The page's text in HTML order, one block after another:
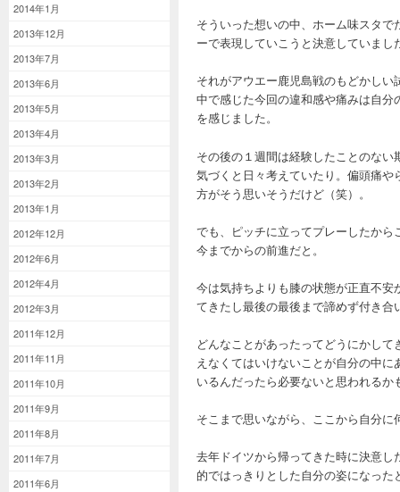
2014年1月
2013年12月
2013年7月
2013年6月
2013年5月
2013年4月
2013年3月
2013年2月
2013年1月
2012年12月
2012年6月
2012年4月
2012年3月
2011年12月
2011年11月
2011年10月
2011年9月
2011年8月
2011年7月
2011年6月
そういった想いの中、ホーム味スタ
ーで表現していこうと決意していまし
それがアウエー鹿児島戦のもどかし
中で感じた今回の違和感や痛みは自
を感じました。
その後の１週間は経験したことのな
気づくと日々考えていたり。偏頭痛
方がそう思いそうだけど（笑）。
でも、ピッチに立ってプレーしたか
今までからの前進だと。
今は気持ちよりも膝の状態が正直不
てきたし最後の最後まで諦めず付き
どんなことがあったってどうにかし
えなくてはいけないことが自分の中
いるんだったら必要ないと思われる
そこまで思いながら、ここから自分
去年ドイツから帰ってきた時に決意
的ではっきりとした自分の姿になった